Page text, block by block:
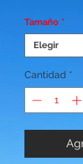
Tamaño *
Cantidad *